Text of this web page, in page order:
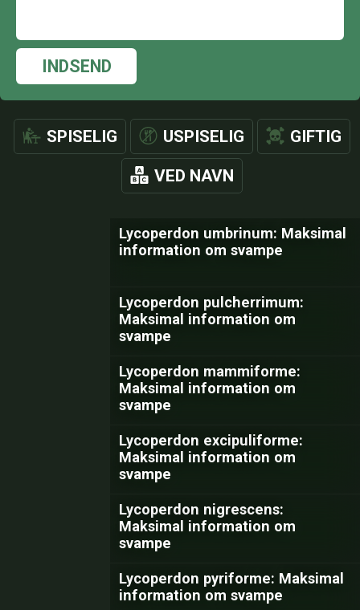
INDSEND
SPISELIG USPISELIG GIFTIG
VED NAVN
Lycoperdon umbrinum: Maksimal
information om svampe
Lycoperdon pulcherrimum:
Maksimal information om
svampe
Lycoperdon mammiforme:
Maksimal information om
svampe
Lycoperdon excipuliforme:
Maksimal information om
svampe
Lycoperdon nigrescens:
Maksimal information om
svampe
Lycoperdon pyriforme: Maksimal
information om svampe